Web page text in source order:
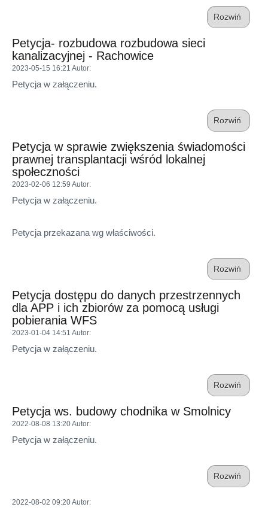
Rozwiń
Petycja- rozbudowa rozbudowa sieci
kanalizacyjnej - Rachowice
2023-05-15 16:21 Autor:
Petycja w załączeniu.
Rozwiń
Petycja w sprawie zwiększenia świadomości
prawnej transplantacji wśród lokalnej
społeczności
2023-02-06 12:59 Autor:
Petycja w załączeniu.
Petycja przekazana wg właściwości.
Rozwiń
Petycja dostępu do danych przestrzennych
dla APP i ich zbiorów za pomocą usługi
pobierania WFS
2023-01-04 14:51 Autor:
Petycja w załączeniu.
Rozwiń
Petycja ws. budowy chodnika w Smolnicy
2022-08-08 13:20Autor:
Petycja w załączeniu.
Rozwiń
2022-08-02 09:20Autor: